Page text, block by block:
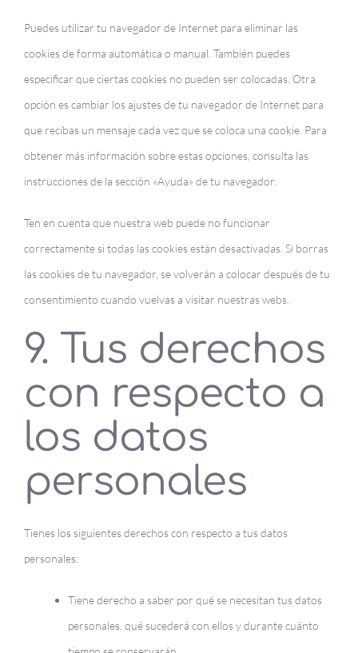
Puedes utilizar tu navegador de Internet para eliminar las
cookies de forma automática o manual. También puedes
especificar que ciertas cookies no pueden ser colocadas. Otra
opción es cambiar los ajustes de tu navegador de Internet para
que recibas un mensaje cada vez que se coloca una cookie. Para
obtener más información sobre estas opciones, consulta las
instrucciones de la sección «Ayuda» de tu navegador.
Ten en cuenta que nuestra web puede no funcionar
correctamente si todas las cookies están desactivadas. Si borras
las cookies de tu navegador, se volverán a colocar después de tu
consentimiento cuando vuelvas a visitar nuestras webs.
9. Tus derechos
con respecto a
los datos
personales
Tienes los siguientes derechos con respecto a tus datos
personales:
Tiene derecho a saber por qué se necesitan tus datos
personales, qué sucederá con ellos y durante cuánto